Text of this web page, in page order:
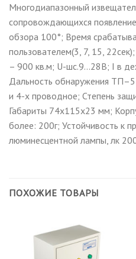
Многодиапазонный
сопровождающихся
обзора 100°; Время
пользователем(3, 7, 15,
– 900 кв.м; U-шс.9…28В; I в
Дальность обнаружения
и 4-х проводное; Степень
Габариты 74х115х23 мм;
более: 200г; Устойчивость к
люминесцентной лампы, лк
ПОХОЖИЕ ТОВАРЫ